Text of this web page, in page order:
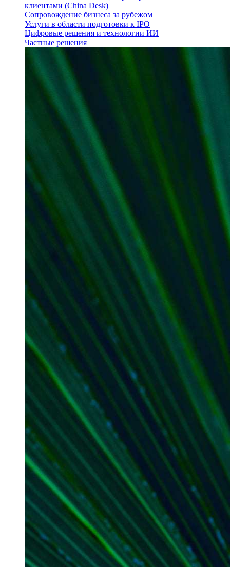
клиентами (China Desk)
Сопровождение бизнеса за рубежом
Услуги в области подготовки к IPO
Цифровые решения и технологии ИИ
Частные решения